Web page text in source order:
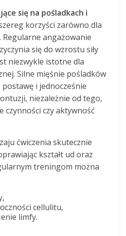
się na pośladkach i
korzyści zarówno dla
angażowanie
się do wzrostu siły
niezwykle istotne dla
Silne mięśnie pośladków
i jednocześnie
niezależnie od tego,
czynności czy aktywność
ćwiczenia skutecznie
kształt ud oraz
treningom można
cellulitu,
limfy.